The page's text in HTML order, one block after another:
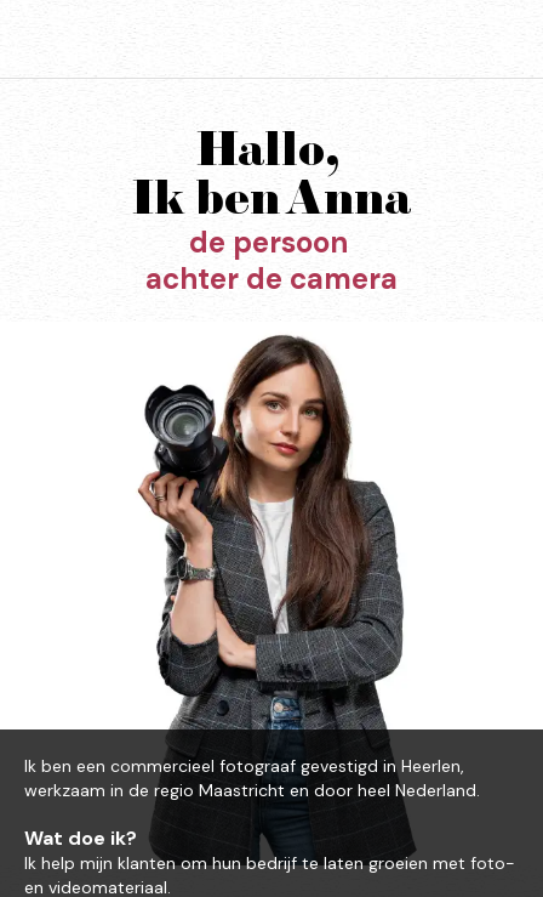
Hallo,
Ik ben Anna
de persoon
achter de camera
Ik ben een commercieel fotograaf gevestigd in Heerlen,
werkzaam in de regio Maastricht en door heel Nederland.
Wat doe ik?
Ik help mijn klanten om hun bedrijf te laten groeien met foto-
en videomateriaal.